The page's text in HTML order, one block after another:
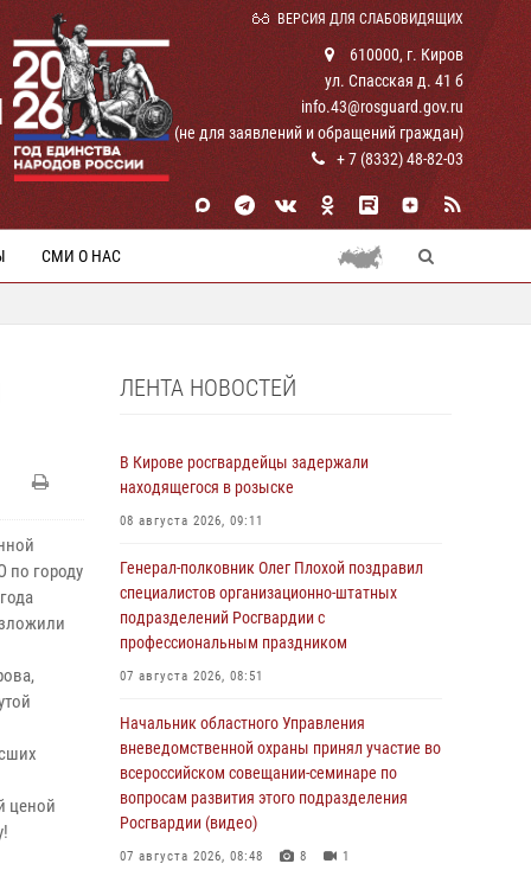
ВЕРСИЯ ДЛЯ СЛАБОВИДЯЩИХ
610000, г. Киров
ул. Спасская д. 41 б
info.43@rosguard.gov.ru
(не для заявлений и обращений граждан)
+ 7 (8332) 48-82-03
СМИ О НАС
по городу
ценой
ЛЕНТА НОВОСТЕЙ
В Кирове росгвардейцы задержали
находящегося в розыске
08 августа 2026, 09:11
Генерал-полковник Олег Плохой поздравил
специалистов организационно-штатных
подразделений Росгвардии с
профессиональным праздником
07 августа 2026, 08:51
Начальник областного Управления
вневедомственной охраны принял участие во
всероссийском совещании-семинаре по
вопросам развития этого подразделения
Росгвардии (видео)
07 августа 2026, 08:48 8 1